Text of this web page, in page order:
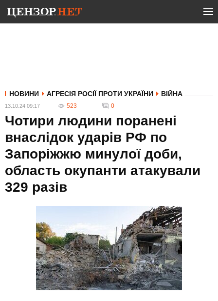
НОВИНИ АГРЕСІЯ РОСІЇ ПРОТИ УКРАЇНИ ВІЙНА
13.10.24 09:17 523 0
Чотири людини поранені
внаслідок ударів РФ по
Запоріжжю минулої доби,
область окупанти атакували
329 разів